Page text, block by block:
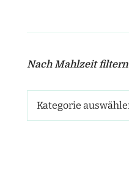
Nach Mahlzeit filtern